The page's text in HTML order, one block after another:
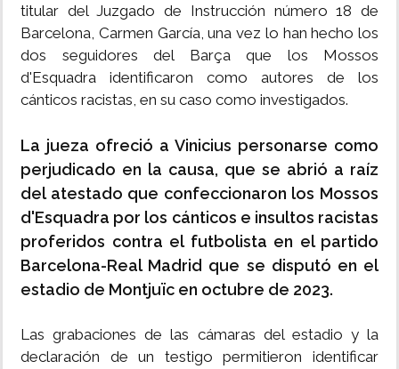
titular del Juzgado de Instrucción número 18 de
Barcelona, Carmen García, una vez lo han hecho los
dos seguidores del Barça que los Mossos
d'Esquadra identificaron como autores de los
cánticos racistas, en su caso como investigados.
La jueza ofreció a Vinicius personarse como
perjudicado en la causa, que se abrió a raíz
del atestado que confeccionaron los Mossos
d'Esquadra por los cánticos e insultos racistas
proferidos contra el futbolista en el partido
Barcelona-Real Madrid que se disputó en el
estadio de Montjuïc en octubre de 2023.
Las grabaciones de las cámaras del estadio y la
declaración de un testigo permitieron identificar